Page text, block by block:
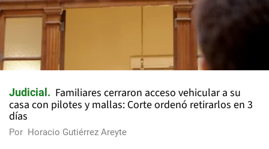
Judicial
Familiares cerraron acceso vehicular a su
casa con pilotes y mallas: Corte ordenó retirarlos en 3
días
Por Horacio Gutiérrez Areyte